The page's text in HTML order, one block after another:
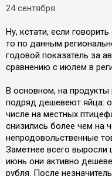
24 сентября
Ну, кстати, если
то по данным
годовой показатель за
сравнению с июлем в
В основном, на продукты
подряд дешевеют яйца:
числе на местных
снизились более чем на
непродовольственные
Заметнее всего
июнь они активно
рубля. После